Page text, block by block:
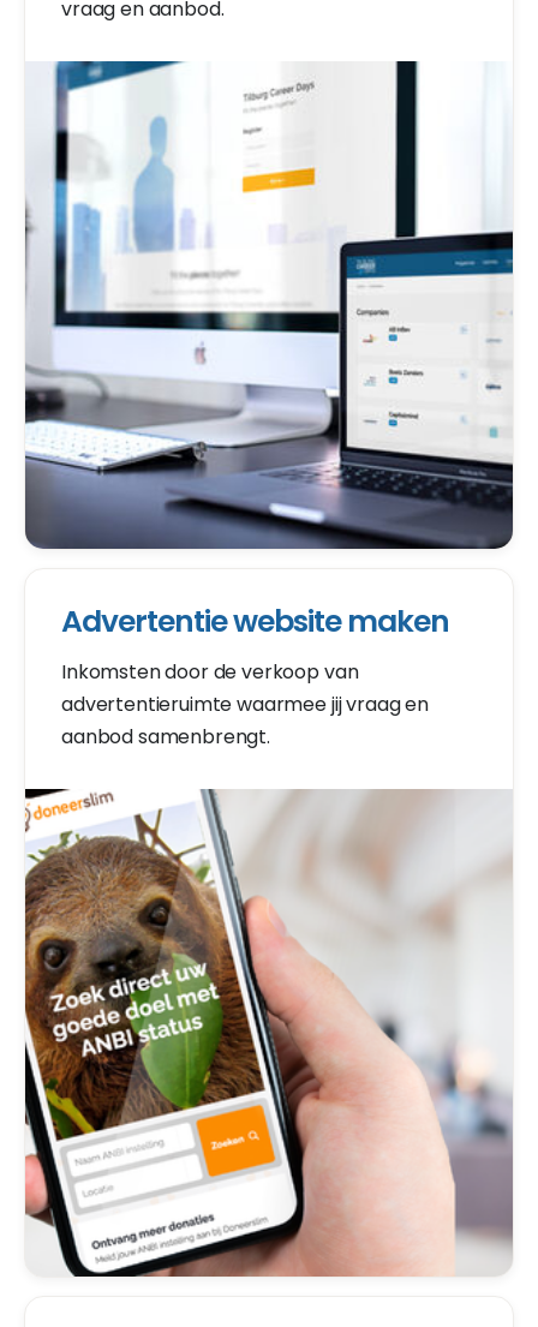
vraag en aanbod.
Advertentie website maken
Inkomsten door de verkoop van
advertentieruimte waarmee jij vraag en
aanbod samenbrengt.